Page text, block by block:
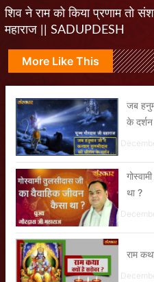
शिव ने राम को किया प्रणाम तो
महाराज || SADUPDESH
More Like This
जब
के दर्शन
था ?
राम